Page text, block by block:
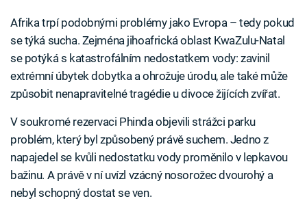
Afrika trpí podobnými problémy jako Evropa – tedy pokud
se týká sucha. Zejména jihoafrická oblast KwaZulu-Natal
se potýká s katastrofálním nedostatkem vody: zavinil
extrémní úbytek dobytka a ohrožuje úrodu, ale také může
způsobit nenapravitelné tragédie u divoce žijících zvířat.
V soukromé rezervaci Phinda objevili strážci parku
problém, který byl způsobený právě suchem. Jedno z
napajedel se kvůli nedostatku vody proměnilo v lepkavou
bažinu. A právě v ní uvízl vzácný nosorožec dvourohý a
nebyl schopný dostat se ven.